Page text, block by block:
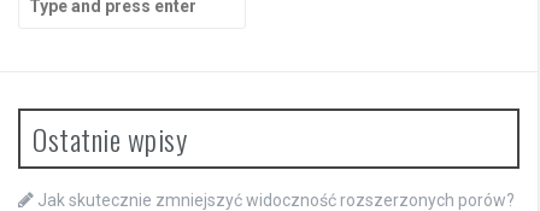
for:
Ostatnie wpisy
Jak skutecznie zmniejszyć widoczność rozszerzonych porów?